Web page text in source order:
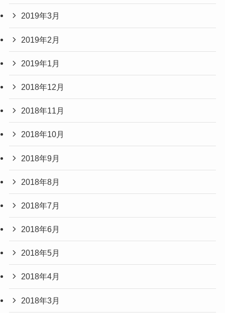
2019年3月
2019年2月
2019年1月
2018年12月
2018年11月
2018年10月
2018年9月
2018年8月
2018年7月
2018年6月
2018年5月
2018年4月
2018年3月